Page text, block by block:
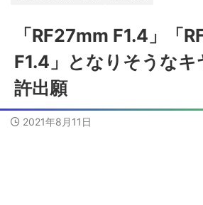
「RF27mm F1.4」「
F1.4」となりそうなキ
許出願
2021年8月11日